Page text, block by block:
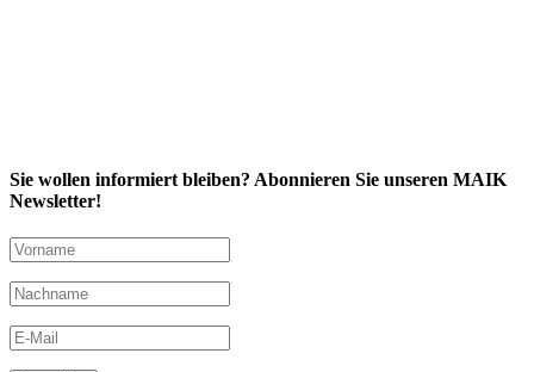
Sie wollen informiert bleiben? Abonnieren Sie unseren MAIK
Newsletter!